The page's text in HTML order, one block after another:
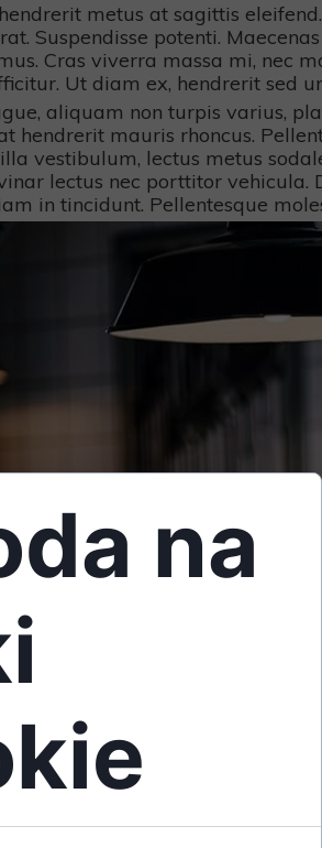
metus at sagittis
Suspendisse potenti.
Cras viverra massa mi, nec
Ut diam ex, hendrerit sed
aliquam non turpis varius,
hendrerit mauris rhoncus.
vestibulum, lectus metus
lectus nec porttitor vehicula.
in tincidunt. Pellentesque
na